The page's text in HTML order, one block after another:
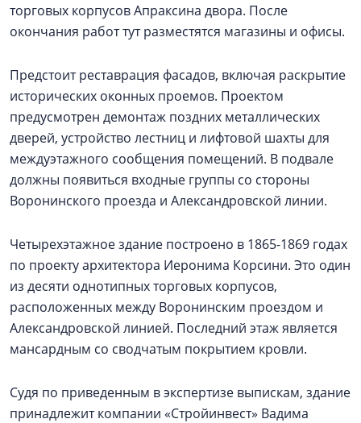
торговых корпусов Апраксина двора. После
окончания работ тут разместятся магазины и офисы.
Предстоит реставрация фасадов, включая раскрытие
исторических оконных проемов. Проектом
предусмотрен демонтаж поздних металлических
дверей, устройство лестниц и лифтовой шахты для
междуэтажного сообщения помещений. В подвале
должны появиться входные группы со стороны
Воронинского проезда и Александровской линии.
Четырехэтажное здание построено в 1865-1869 годах
по проекту архитектора Иеронима Корсини. Это один
из десяти однотипных торговых корпусов,
расположенных между Воронинским проездом и
Александровской линией. Последний этаж является
мансардным со сводчатым покрытием кровли.
Судя по приведенным в экспертизе выпискам, здание
принадлежит компании «Стройинвест» Вадима